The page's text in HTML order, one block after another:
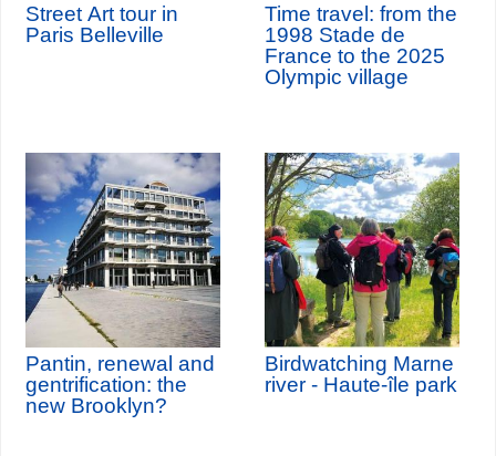
Street Art tour in
Paris Belleville
Time travel: from the
1998 Stade de
France to the 2025
Olympic village
Pantin, renewal and
gentrification: the
new Brooklyn?
Birdwatching Marne
river - Haute-île park